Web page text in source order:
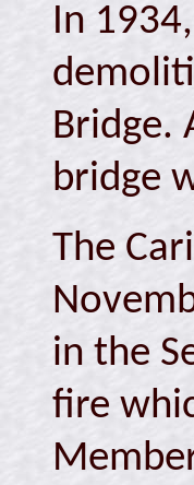
In
Bridge.
bridge
The
in the
fire